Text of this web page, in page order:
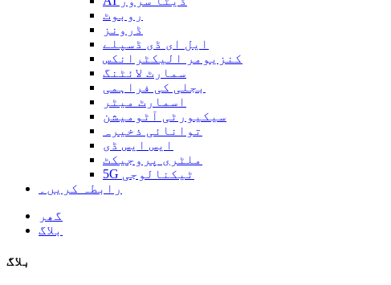
روبوٹ
ڈرونز
ایل ای ڈی ڈسپلے
کنزیومر الیکٹرانکس
سمارٹ لائٹنگ
بجلی کی فراہمی
اسمارٹ میٹر
سیکیورٹی آٹومیشن
توانائی ذخیرہ
ایس ایس ڈی
ملٹری پروجیکٹ
5G ٹیکنالوجی
رابطہ کریں۔
گھر
بلاگ
بلاگ